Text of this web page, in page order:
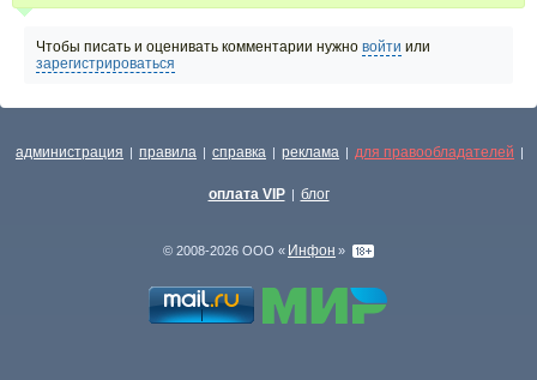
Чтобы писать и оценивать комментарии нужно войти или
зарегистрироваться
администрация | правила | справка | реклама | для правообладателей |
оплата VIP | блог
© 2008-2026 ООО « Инфон »